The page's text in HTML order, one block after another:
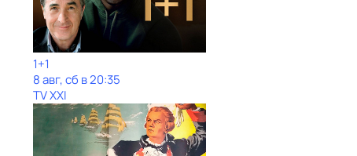
1+1
8 авг, сб в 20:35
TV XXI